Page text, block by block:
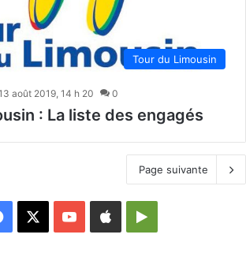
Tour du Limousin
août 2019, 14 h 20 0
: La liste des engagés
Page suivante
Facebook YouTubeAppleGoogle